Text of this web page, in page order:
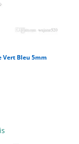
Vert Bleu 5mm